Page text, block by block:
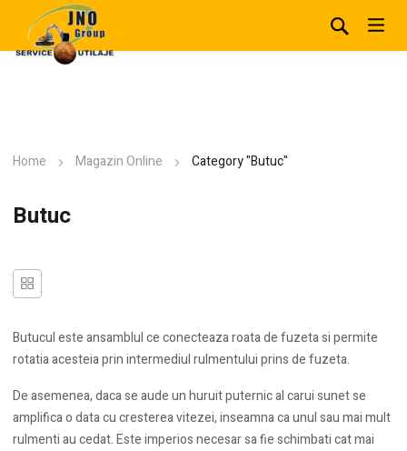
Home Magazin Online Category "Butuc"
Butuc
Butucul este ansamblul ce conecteaza roata de fuzeta si permite
rotatia acesteia prin intermediul rulmentului prins de fuzeta.
De asemenea, daca se aude un huruit puternic al carui sunet se
amplifica o data cu cresterea vitezei, inseamna ca unul sau mai mult
rulmenti au cedat. Este imperios necesar sa fie schimbati cat mai